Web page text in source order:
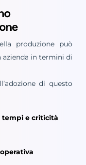
produzione può
in termini di
di questo
e criticità